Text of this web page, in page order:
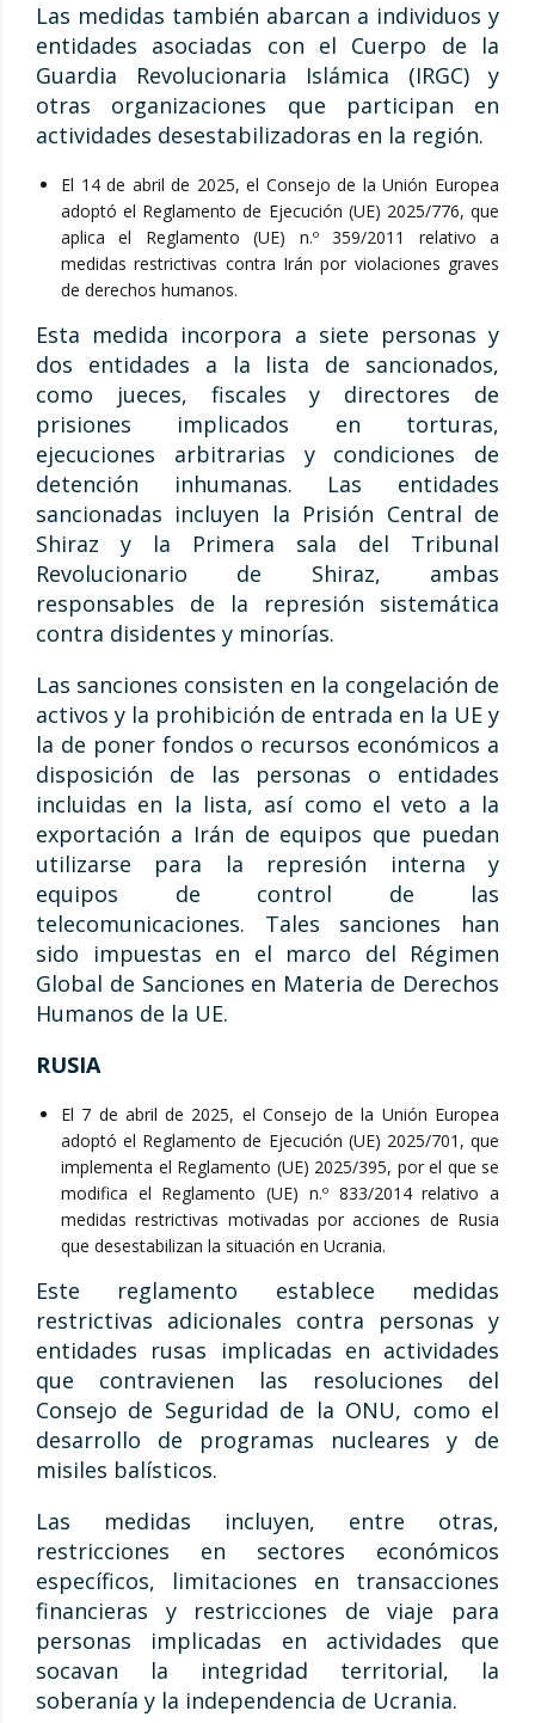
Las medidas también abarcan a individuos y
entidades asociadas con el Cuerpo de la
Guardia Revolucionaria Islámica (IRGC) y
otras organizaciones que participan en
actividades desestabilizadoras en la región.
El 14 de abril de 2025, el Consejo de la Unión Europea
adoptó el Reglamento de Ejecución (UE) 2025/776, que
aplica el Reglamento (UE) n.º 359/2011 relativo a
medidas restrictivas contra Irán por violaciones graves
de derechos humanos.
Esta medida incorpora a siete personas y
dos entidades a la lista de sancionados,
como jueces, fiscales y directores de
prisiones implicados en torturas,
ejecuciones arbitrarias y condiciones de
detención inhumanas. Las entidades
sancionadas incluyen la Prisión Central de
Shiraz y la Primera sala del Tribunal
Revolucionario de Shiraz, ambas
responsables de la represión sistemática
contra disidentes y minorías.
Las sanciones consisten en la congelación de
activos y la prohibición de entrada en la UE y
la de poner fondos o recursos económicos a
disposición de las personas o entidades
incluidas en la lista, así como el veto a la
exportación a Irán de equipos que puedan
utilizarse para la represión interna y
equipos de control de las
telecomunicaciones. Tales sanciones han
sido impuestas en el marco del Régimen
Global de Sanciones en Materia de Derechos
Humanos de la UE.
RUSIA
El 7 de abril de 2025, el Consejo de la Unión Europea
adoptó el Reglamento de Ejecución (UE) 2025/701, que
implementa el Reglamento (UE) 2025/395, por el que se
modifica el Reglamento (UE) n.º 833/2014 relativo a
medidas restrictivas motivadas por acciones de Rusia
que desestabilizan la situación en Ucrania.
Este reglamento establece medidas
restrictivas adicionales contra personas y
entidades rusas implicadas en actividades
que contravienen las resoluciones del
Consejo de Seguridad de la ONU, como el
desarrollo de programas nucleares y de
misiles balísticos.
Las medidas incluyen, entre otras,
restricciones en sectores económicos
específicos, limitaciones en transacciones
financieras y restricciones de viaje para
personas implicadas en actividades que
socavan la integridad territorial, la
soberanía y la independencia de Ucrania.